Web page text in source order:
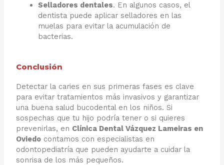
Selladores dentales. En algunos casos, el
dentista puede aplicar selladores en las
muelas para evitar la acumulación de
bacterias.
Conclusión
Detectar la caries en sus primeras fases es clave
para evitar tratamientos más invasivos y garantizar
una buena salud bucodental en los niños. Si
sospechas que tu hijo podría tener o si quieres
prevenirlas, en Clínica Dental Vázquez Lameiras en
Oviedo contamos con especialistas en
odontopediatría que pueden ayudarte a cuidar la
sonrisa de los más pequeños.